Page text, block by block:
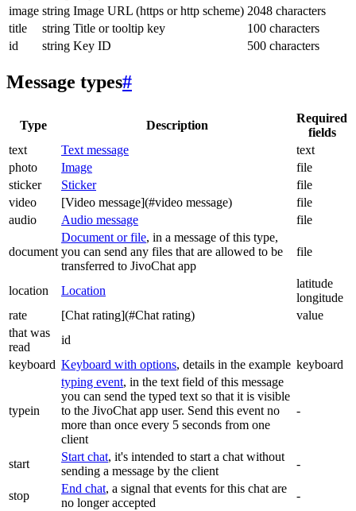
image string Image URL (https or http scheme) 2048 characters
title
string Title or tooltip key
100 characters
id
string Key ID 500 characters
Message types#
Type Description
Required
fields
text
Text message
text
photo
Image
file
sticker
Sticker
file
video
[Video message](#video message)
file
audio
Audio message file
document
Document or file, in a message of this type,
you can send any files that are allowed to be
transferred to JivoChat app
file
location Location
latitude
longitude
rate
[Chat rating](#Chat rating)
value
that was
read
id
keyboard Keyboard with options, details in the example keyboard
typein
typing event, in the text field of this message
you can send the typed text so that it is visible
to the JivoChat app user. Send this event no
more than once every 5 seconds from one
client
-
start
Start chat, it's intended to start a chat without
sending a message by the client
-
stop
End chat, a signal that events for this chat are
no longer accepted
-